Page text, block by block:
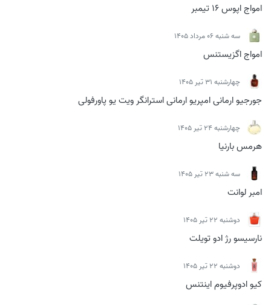
امواج اپوس 16 تیمبر
سه شنبه 06 مرداد 1405
امواج اگزیستنس
چهارشنبه 31 تیر 1405
جورجیو ارمانی امپریو ارمانی استرانگر ویت یو پاورفولی
چهارشنبه 24 تیر 1405
هرمس بارنیا
سه شنبه 23 تیر 1405
امبر لوانت
دوشنبه 22 تیر 1405
نارسیسو رژ ادو تویلت
دوشنبه 22 تیر 1405
کیو ادوپرفیوم اینتنس